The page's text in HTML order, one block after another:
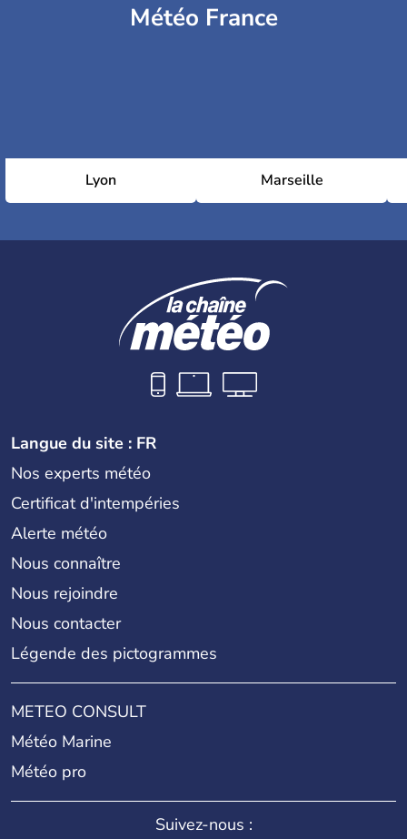
Météo France
Lyon Marseille
Langue du site : FR
Nos experts météo
Certificat d'intempéries
Alerte météo
Nous connaître
Nous rejoindre
Nous contacter
Légende des pictogrammes
METEO CONSULT
Météo Marine
Météo pro
Suivez-nous :